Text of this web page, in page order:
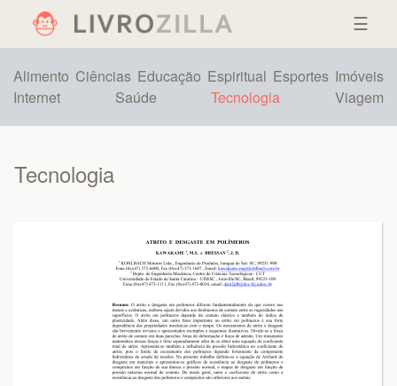
☰
Alimento Ciências Educação Espiritual Esportes Imóveis
Internet
Saúde Tecnologia Viagem
Tecnologia